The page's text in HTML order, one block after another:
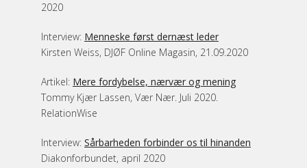
2020
Interview: Menneske først dernæst leder
Kirsten Weiss, DJØF Online Magasin, 21.09.2020
Artikel: Mere fordybelse, nærvær og mening
Tommy Kjær Lassen, Vær Nær. Juli 2020.
RelationWise
Interview: Sårbarheden forbinder os til hinanden
Diakonforbundet, april 2020